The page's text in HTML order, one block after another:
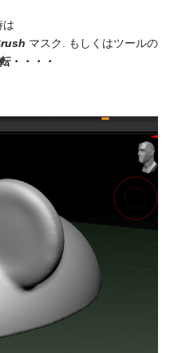
は
マスク. もしくはツールの
・・・・